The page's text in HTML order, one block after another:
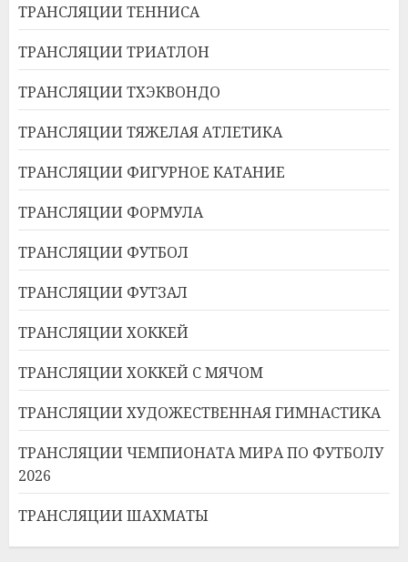
ТРАНСЛЯЦИИ ТЕННИСА
ТРАНСЛЯЦИИ ТРИАТЛОН
ТРАНСЛЯЦИИ ТХЭКВОНДО
ТРАНСЛЯЦИИ ТЯЖЕЛАЯ АТЛЕТИКА
ТРАНСЛЯЦИИ ФИГУРНОЕ КАТАНИЕ
ТРАНСЛЯЦИИ ФОРМУЛА
ТРАНСЛЯЦИИ ФУТБОЛ
ТРАНСЛЯЦИИ ФУТЗАЛ
ТРАНСЛЯЦИИ ХОККЕЙ
ТРАНСЛЯЦИИ ХОККЕЙ С МЯЧОМ
ТРАНСЛЯЦИИ ХУДОЖЕСТВЕННАЯ ГИМНАСТИКА
ТРАНСЛЯЦИИ ЧЕМПИОНАТА МИРА ПО ФУТБОЛУ
2026
ТРАНСЛЯЦИИ ШАХМАТЫ